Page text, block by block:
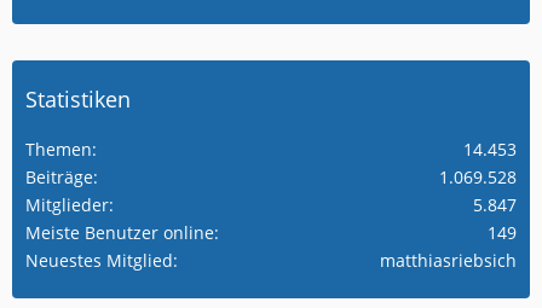
Statistiken
Themen
14.453
Beiträge
1.069.528
Mitglieder
5.847
Meiste Benutzer online
149
Neuestes Mitglied
matthiasriebsich